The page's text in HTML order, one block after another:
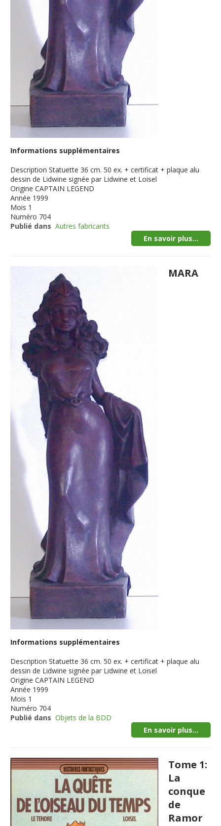
Informations supplémentaires
Description Statuette 36 cm. 50 ex. + certificat + plaque alu
dessin de Lidwine signée par Lidwine et Loisel
Origine CAPTAIN LEGEND
Année 1999
Mois 1
Numéro 704
Publié dans Autres fabricants
En savoir plus...
MARA
Informations supplémentaires
Description Statuette 36 cm. 50 ex. + certificat + plaque alu
dessin de Lidwine signée par Lidwine et Loisel
Origine CAPTAIN LEGEND
Année 1999
Mois 1
Numéro 704
Publié dans Objets de la BDD
En savoir plus...
Tome 1:
La
conque
de
Ramor